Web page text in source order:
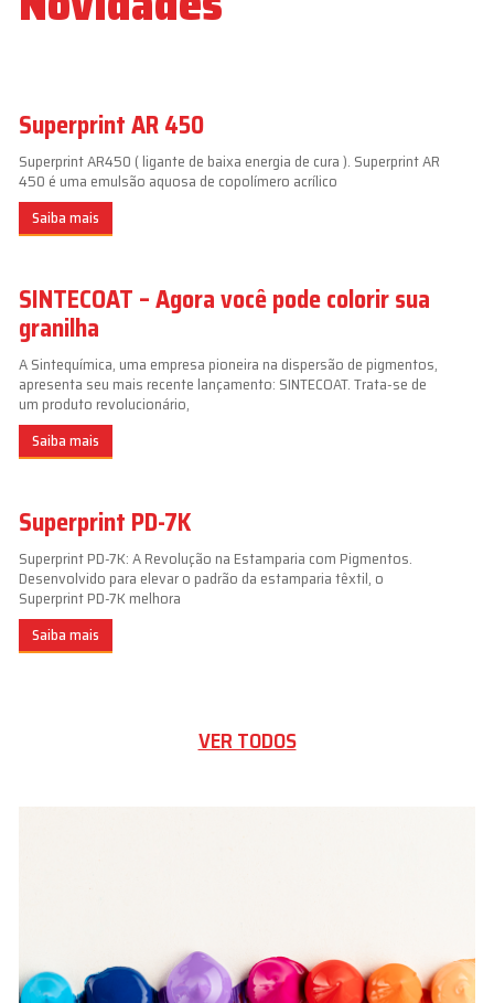
Superprint AR 450
Superprint AR450 ( ligante de baixa energia de cura ). Superprint AR
450 é uma emulsão aquosa de copolímero acrílico
Saiba mais
SINTECOAT – Agora você pode colorir sua
granilha
A Sintequímica, uma empresa pioneira na dispersão de pigmentos,
apresenta seu mais recente lançamento: SINTECOAT. Trata-se de
um produto revolucionário,
Saiba mais
Superprint PD-7K
Superprint PD-7K: A Revolução na Estamparia com Pigmentos.
Desenvolvido para elevar o padrão da estamparia têxtil, o
Superprint PD-7K melhora
Saiba mais
VER TODOS